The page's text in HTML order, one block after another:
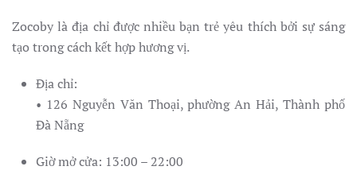
Zocoby là địa chỉ được nhiều bạn trẻ yêu thích bởi sự sáng
tạo trong cách kết hợp hương vị.
Địa chỉ:
• 126 Nguyễn Văn Thoại, phường An Hải, Thành phố
Đà Nẵng
Giờ mở cửa: 13:00 – 22:00